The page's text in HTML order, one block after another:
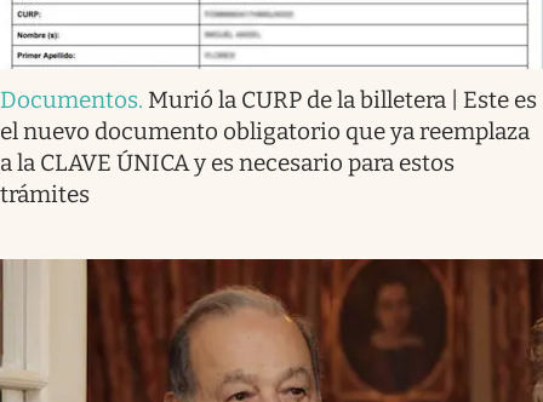
Documentos. Murió la CURP de la billetera | Este es
el nuevo documento obligatorio que ya reemplaza
a la CLAVE ÚNICA y es necesario para estos
trámites